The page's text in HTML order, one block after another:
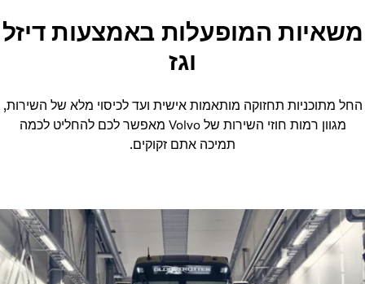
המופעלות באמצעות דיזל
וגז
מתוכניות תחזוקה מותאמות אישית ועד לכיסוי מלא של השירות,
מגוון רמות חוזי השירות של Volvo מאפשר לכם להחליט לכמה
תמיכה אתם זקוקים.